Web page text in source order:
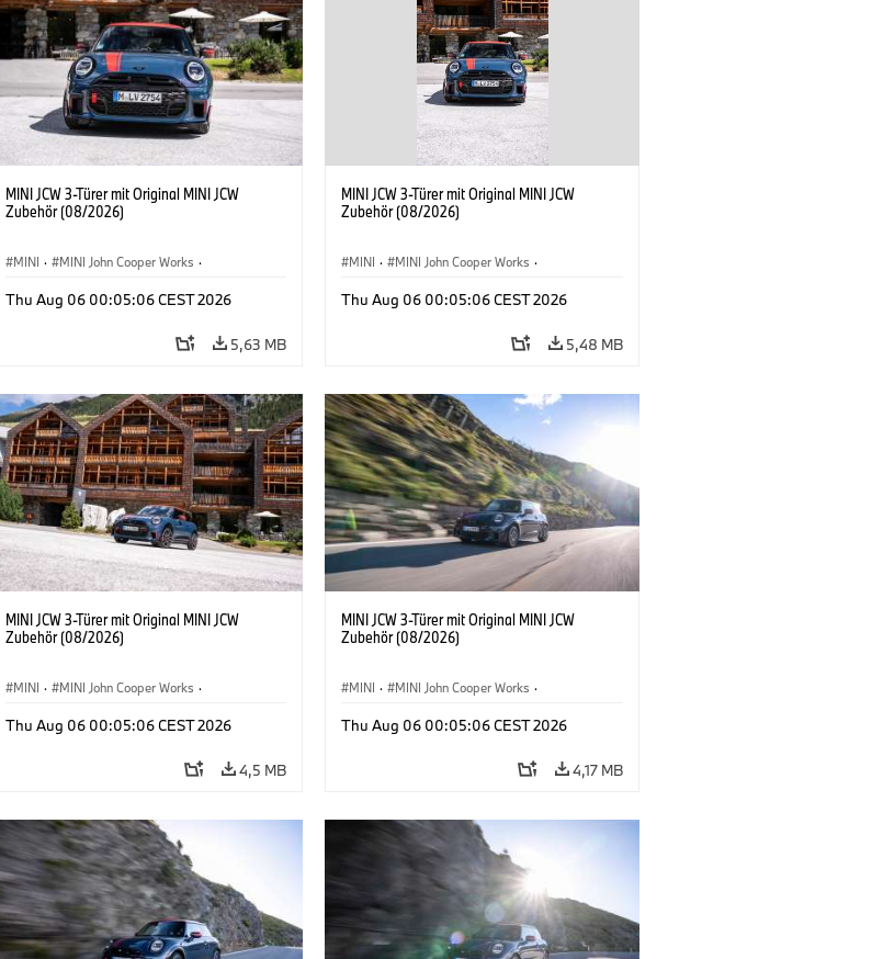
MINI JCW 3-Türer mit Original MINI JCW
Zubehör (08/2026)
MINI · MINI John Cooper Works ·
Sonderausstattungen, Zubehör
Thu Aug 06 00:05:06 CEST 2026
5,63 MB
MINI JCW 3-Türer mit Original MINI JCW
Zubehör (08/2026)
MINI · MINI John Cooper Works ·
Sonderausstattungen, Zubehör
Thu Aug 06 00:05:06 CEST 2026
5,48 MB
MINI JCW 3-Türer mit Original MINI JCW
Zubehör (08/2026)
MINI · MINI John Cooper Works ·
Sonderausstattungen, Zubehör
Thu Aug 06 00:05:06 CEST 2026
4,5 MB
MINI JCW 3-Türer mit Original MINI JCW
Zubehör (08/2026)
MINI · MINI John Cooper Works ·
Sonderausstattungen, Zubehör
Thu Aug 06 00:05:06 CEST 2026
4,17 MB